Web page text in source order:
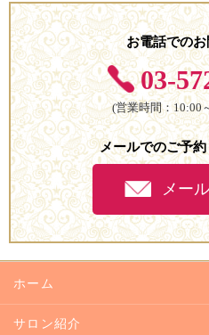
お電話での
03-
(営業時間：10:00
メールでのご予
メー
ホーム
サロン紹介